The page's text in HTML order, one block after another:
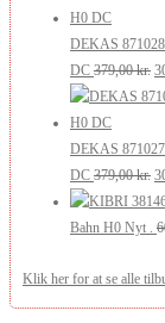
var:
DEKAS
DC 379,00kr.
DEKAS
DC 379,00kr.
Bahn H0 Nyt .
Klik her for at se alle